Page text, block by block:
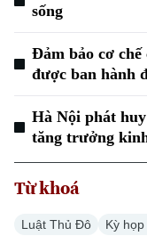
sống
Đảm bảo cơ
được ban hành
Hà Nội phát
tăng trưởng
Từ khoá
Luật Thủ Đô Kỳ